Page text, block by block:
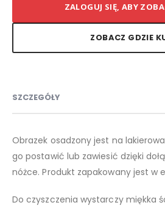
ZALOGUJ SIĘ, ABY
ZOBACZ GDZIE
SZCZEGÓŁY
Obrazek osadzony jest na
go postawić lub zawiesić dzięki
nóżce. Produkt zapakowany jest w
Do czyszczenia wystarczy miękka